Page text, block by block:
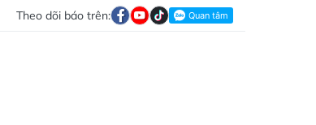
Theo dõi báo trên: